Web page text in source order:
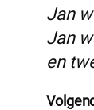
Jan
Jan
en